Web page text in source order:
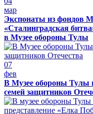
мар
Экспонаты из фондов
«Сталинградская
в Музее обороны Тулы
07
фев
В Музее обороны Тулы
семей защитников